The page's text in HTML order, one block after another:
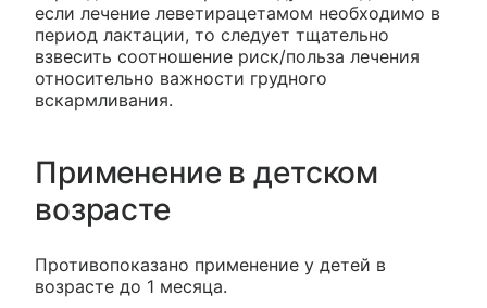
если лечение леветирацетамом необходимо в
период лактации, то следует тщательно
взвесить соотношение риск/польза лечения
относительно важности грудного
вскармливания.
Применение в детском
возрасте
Противопоказано применение у детей в
возрасте до 1 месяца.